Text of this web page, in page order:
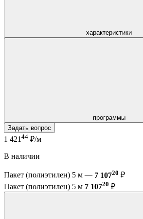
характеристики
программы
Задать вопрос
1 421 44 ₽/м
В наличии
Пакет (полиэтилен) 5 м — 7 10720 ₽
Пакет (полиэтилен) 5 м 7 10720 ₽